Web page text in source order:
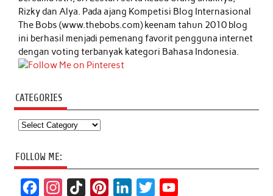
Rizky dan Alya. Pada ajang Kompetisi Blog Internasional
The Bobs (www.thebobs.com) keenam tahun 2010 blog
ini berhasil menjadi pemenang favorit pengguna internet
dengan voting terbanyak kategori Bahasa Indonesia.
CATEGORIES
Categories
FOLLOW ME: